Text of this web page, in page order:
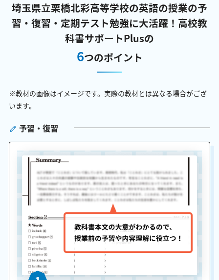
埼玉県立栗橋北彩高等学校の英語の授業の予
習・復習・定期テスト勉強に大活躍！ 高校教
科書サポートPlusの
6つのポイント
※教材の画像はイメージです。実際の教材とは異なる場合がござ
います。
予習・復習